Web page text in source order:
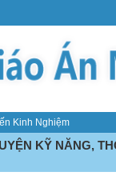
Kinh Nghiệm
KỸ NĂNG,